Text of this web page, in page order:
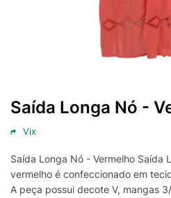
Saída Longa Nó -
Vix
Saída Longa Nó - Vermelho Saída
vermelho é confeccionado em
A peça possui decote V, mangas